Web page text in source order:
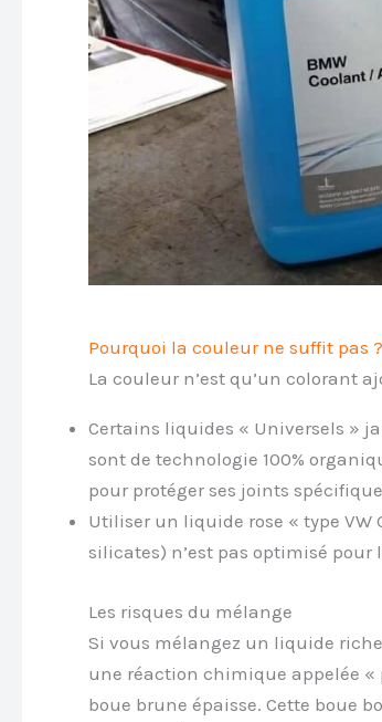
Pourquoi la couleur ne suffit pas ?
La couleur n’est qu’un colorant
Certains liquides « Universels »
sont de technologie 100%
pour protéger ses joints
Utiliser un liquide rose « type VW
silicates) n’est pas optimisé pour
Les risques du mélange
Si vous mélangez un liquide
une réaction chimique appelée «
boue brune épaisse. Cette boue